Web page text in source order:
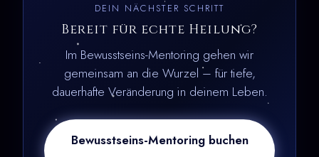
DEIN NÄCHSTER SCHRITT
Bereit für echte Heilung?
Im Bewusstseins-Mentoring gehen wir
gemeinsam an die Wurzel – für tiefe,
dauerhafte Veränderung in deinem Leben.
Bewusstseins-Mentoring buchen